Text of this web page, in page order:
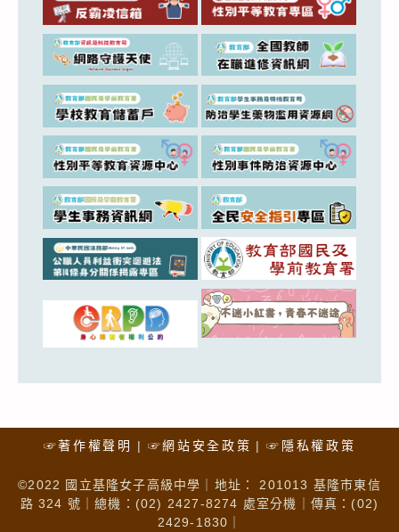
☞著作權聲明 ☞網站安全政策 ☞隱私權政策
©2022 國立基隆女子高級中學｜地址： 201013 基隆市東信
路 324 號｜總機：(02) 2427-8274 處室分機｜傳真：(02)
2429-1830｜